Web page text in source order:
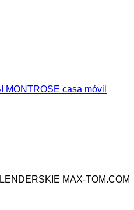
MONTROSE casa móvil
MAX-TOM.COM